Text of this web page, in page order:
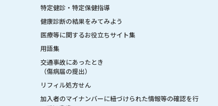
特定健診・特定保健指導
健康診断の結果をみてみよう
医療等に関するお役立ちサイト集
用語集
交通事故にあったとき
（傷病届の提出）
リフィル処方せん
加入者のマイナンバーに紐づけられた情報等の確認を行